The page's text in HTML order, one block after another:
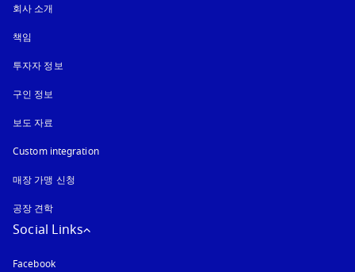
회사 소개
책임
투자자 정보
구인 정보
보도 자료
Custom integration
매장 가맹 신청
공장 견학
Social Links
Facebook